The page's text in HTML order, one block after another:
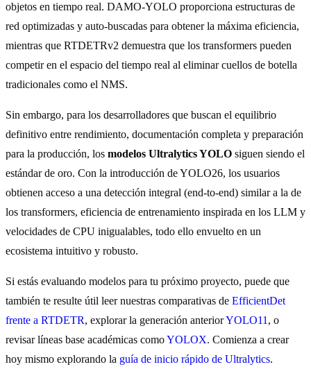
objetos en tiempo real. DAMO-YOLO proporciona estructuras de
red optimizadas y auto-buscadas para obtener la máxima eficiencia,
mientras que RTDETRv2 demuestra que los transformers pueden
competir en el espacio del tiempo real al eliminar cuellos de botella
tradicionales como el NMS.
Sin embargo, para los desarrolladores que buscan el equilibrio
definitivo entre rendimiento, documentación completa y preparación
para la producción, los modelos Ultralytics YOLO siguen siendo el
estándar de oro. Con la introducción de YOLO26, los usuarios
obtienen acceso a una detección integral (end-to-end) similar a la de
los transformers, eficiencia de entrenamiento inspirada en los LLM y
velocidades de CPU inigualables, todo ello envuelto en un
ecosistema intuitivo y robusto.
Si estás evaluando modelos para tu próximo proyecto, puede que
también te resulte útil leer nuestras comparativas de EfficientDet
frente a RTDETR, explorar la generación anteriorYOLO11 , o
revisar líneas base académicas comoYOLOX. Comienza a crear
hoy mismo explorando la guía de inicio rápido de Ultralytics.